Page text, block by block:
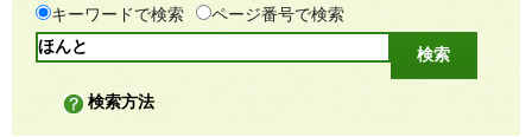
キーワードで検索
ページ番号で検索
検索方法